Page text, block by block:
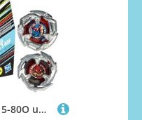
Beyblade X Tail Viper 5-80O und Sword Dran 3-60F Kreisel Dual Pack